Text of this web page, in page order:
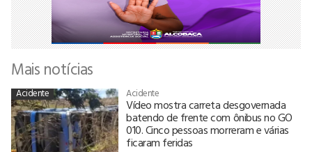
Mais notícias
Acidente Acidente
Vídeo mostra carreta desgovernada
batendo de frente com ônibus no GO
010. Cinco pessoas morreram e várias
ficaram feridas